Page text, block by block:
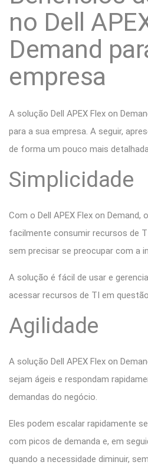
no Dell
Demand
empresa
A solução Dell APEX Flex on
para a sua empresa. A seguir,
de forma um pouco mais
Simplicidade
Com o Dell APEX Flex on Demand,
facilmente consumir recursos de
sem precisar se preocupar com a
A solução é fácil de usar e
acessar recursos de TI em
Agilidade
A solução Dell APEX Flex on
sejam ágeis e respondam
demandas do negócio.
Eles podem escalar rapidamente
com picos de demanda e, em
quando a necessidade diminuir,